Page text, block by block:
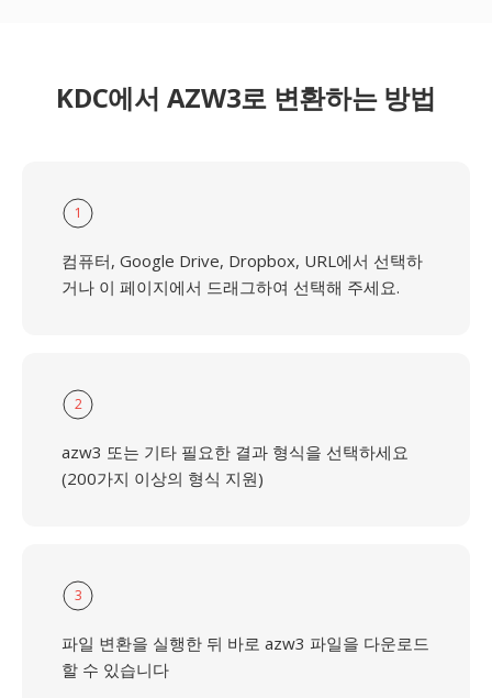
KDC에서 AZW3로 변환하는 방법
1
컴퓨터, Google Drive, Dropbox, URL에서 선택하
거나 이 페이지에서 드래그하여 선택해 주세요.
2
azw3 또는 기타 필요한 결과 형식을 선택하세요
(200가지 이상의 형식 지원)
3
파일 변환을 실행한 뒤 바로 azw3 파일을 다운로드
할 수 있습니다